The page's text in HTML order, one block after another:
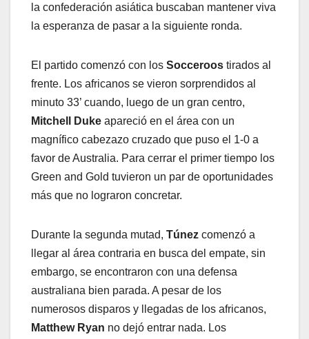
la confederación asiática buscaban mantener viva
la esperanza de pasar a la siguiente ronda.
El partido comenzó con los Socceroos tirados al
frente. Los africanos se vieron sorprendidos al
minuto 33’ cuando, luego de un gran centro,
Mitchell Duke apareció en el área con un
magnífico cabezazo cruzado que puso el 1-0 a
favor de Australia. Para cerrar el primer tiempo los
Green and Gold tuvieron un par de oportunidades
más que no lograron concretar.
Durante la segunda mutad, Túnez comenzó a
llegar al área contraria en busca del empate, sin
embargo, se encontraron con una defensa
australiana bien parada. A pesar de los
numerosos disparos y llegadas de los africanos,
Matthew Ryan no dejó entrar nada. Los